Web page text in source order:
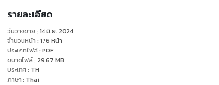
“ใช่ค่ะ คุณหิวใช่ไหม ฉันเห็นคุณมาด้อมๆ มองๆ หน้าร้านนานแล้ว”
“อ้อ … คือผม”
“กินเถอะ ฉันซื้อราคาพนักงานถูกมาก” เขาใส่ชุดธรรมดาแต่ดูแล้ว
คงเป็นนักศึกษาแน่ๆ นี่ก็ปลายเดือนแล้วเขาอาจจะเงินหมดก็เป็น
ได้เลยมายืนลังเลอยู่หน้าร้านแถมวันนี้มีโปรโมชั่นด้วย
“คือว่า…” ชนะพลพยายามจะพูด
รายละเอียด
วันวางขาย : 14 มิ.ย. 2024
จำนวนหน้า : 176 หน้า
ประเภทไฟล์: PDF
ขนาดไฟล์: 29.67 MB
ประเทศ: TH
ภาษา : Thai